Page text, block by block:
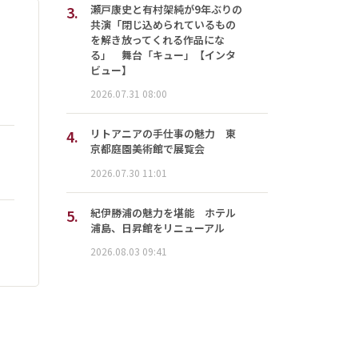
3.
瀬戸康史と有村架純が9年ぶりの
共演「閉じ込められているもの
を解き放ってくれる作品にな
る」 舞台「キュー」【インタ
ビュー】
2026.07.31 08:00
4.
リトアニアの手仕事の魅力 東
京都庭園美術館で展覧会
2026.07.30 11:01
5.
紀伊勝浦の魅力を堪能 ホテル
浦島、日昇館をリニューアル
2026.08.03 09:41